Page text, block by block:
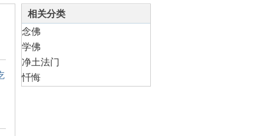
相关分类
念佛
学佛
净土法门
忏悔